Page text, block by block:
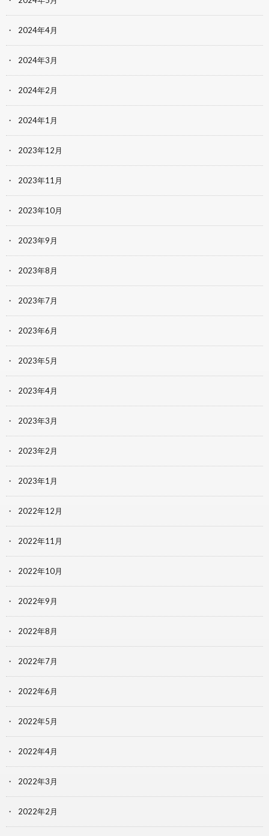
2024年4月
2024年3月
2024年2月
2024年1月
2023年12月
2023年11月
2023年10月
2023年9月
2023年8月
2023年7月
2023年6月
2023年5月
2023年4月
2023年3月
2023年2月
2023年1月
2022年12月
2022年11月
2022年10月
2022年9月
2022年8月
2022年7月
2022年6月
2022年5月
2022年4月
2022年3月
2022年2月